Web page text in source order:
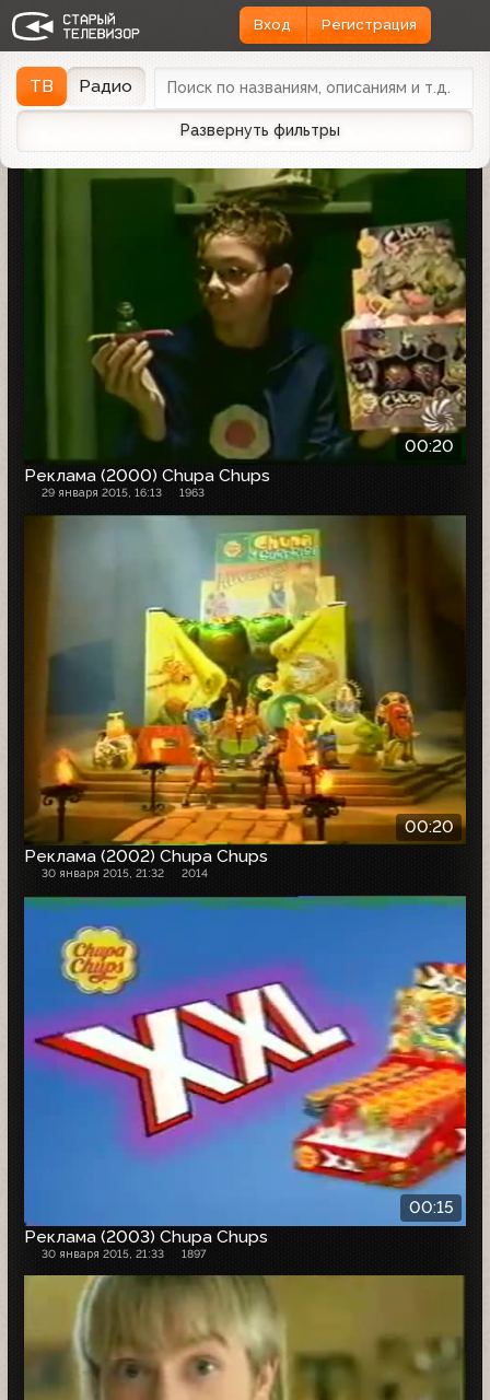
Вход Регистрация
ТВ Радио
Развернуть фильтры
Найдено 5 записей Дата эфираДата заливки
00:20
Реклама (2000) Chupa Chups
29 января 2015, 16:13 1963
00:20
Реклама (2002) Chupa Chups
30 января 2015, 21:32 2014
00:15
Реклама (2003) Chupa Chups
30 января 2015, 21:33 1897